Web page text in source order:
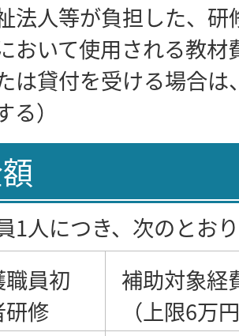
法人等が負担した、研
おいて使用される教材
は貸付を受ける場合
）
1人につき、次のとおり
員初
修
補助対象経
（上限6万